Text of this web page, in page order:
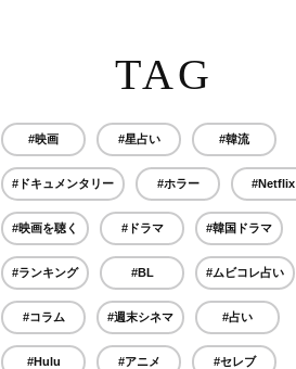
TAG
#映画 #星占い #韓流
#ドキュメンタリー #ホラー #Netflix
#映画を聴く #ドラマ #韓国ドラマ
#ランキング #BL #ムビコレ占い
#コラム #週末シネマ #占い
#Hulu #アニメ #セレブ